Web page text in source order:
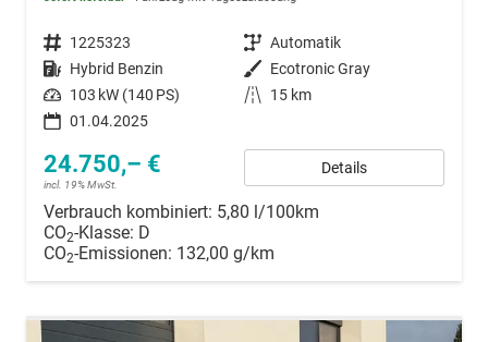
Fahrzeugnummer 1225323 Getriebe Automatik
Kraftstoff Hybrid Benzin Außenfarbe Ecotronic Gray
Leistung 103 kW (140 PS) Kilometerstand
15 km
01.04.2025
24.750,– €
incl. 19% MwSt.
Details
Verbrauch kombiniert: 5,80 l/100km
CO2-Klasse: D
CO2-Emissionen: 132,00 g/km